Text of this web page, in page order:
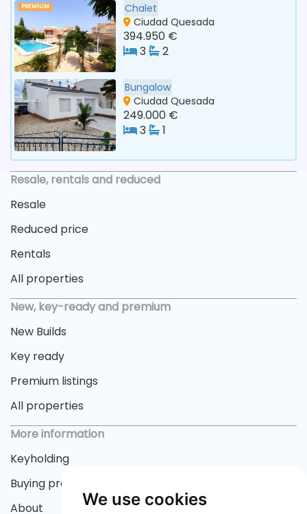
We use cookies
PREMIUM
Chalet
Ciudad Quesada
394.950 €
3
2
Bungalow
Ciudad Quesada
249.000 €
3
1
Resale, rentals and reduced
Resale
Reduced price
Rentals
All properties
New, key-ready and premium
New Builds
Key ready
Premium listings
All properties
More information
Keyholding
Buying process
About